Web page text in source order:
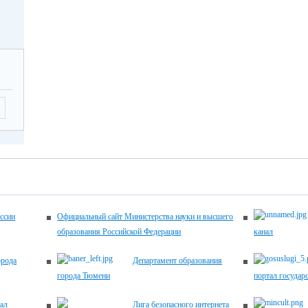
Александровна,
заместитель
Официальный сайт Министерства науки и высшего
образования Российской Федерации
канал
Департамент образования
города Тюмени
портал
Лига безопасного интернета